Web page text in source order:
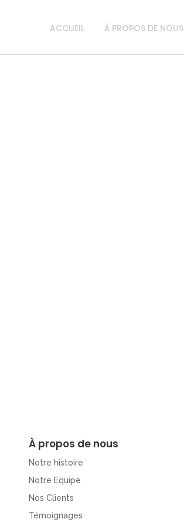
ACCUEIL À PROPOS DE NOUS
À propos de nous
Notre histoire
Notre Equipe
Nos Clients
Témoignages